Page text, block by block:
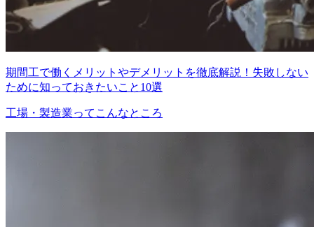
期間工で働くメリットやデメリットを徹底解説！失敗しない
ために知っておきたいこと10選
工場・製造業ってこんなところ